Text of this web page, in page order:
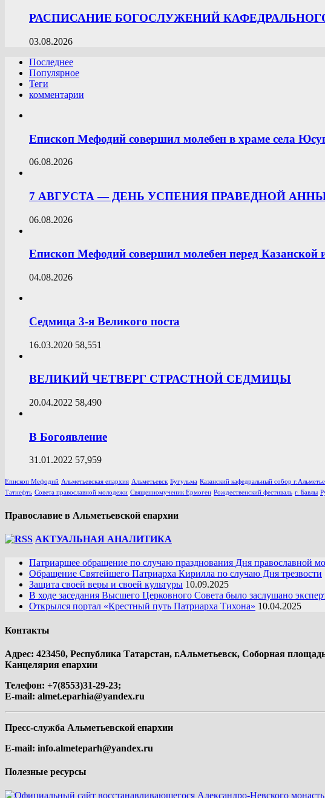
РАСПИСАНИЕ БОГОСЛУЖЕНИЙ
03.08.2026
Последнее
Популярное
Теги
комментарии
Епископ Мефодий совершил молебен в храме села
06.08.2026
7 АВГУСТА — ДЕНЬ УСПЕНИЯ ПРАВЕДНОЙ
06.08.2026
Епископ Мефодий совершил молебен перед
04.08.2026
Седмица 3-я Великого поста
16.03.2020 58,551
ВЕЛИКИЙ ЧЕТВЕРГ СТРАСТНОЙ СЕДМИЦЫ
20.04.2022 58,490
В Богоявление
31.01.2022 57,959
Епископ Мефодий Альметьевская епархия Альметьевск Бугульма Казанский кафедральный собор
Татнефть Совета православной молодежи Священномученик Ермоген Рождественский фестиваль г. Бавлы
Православие в Альметьевской епархии
АКТУАЛЬНАЯ АНАЛИТИКА
Патриаршее обращение по случаю празднования Дня православной
Обращение Святейшего Патриарха Кирилла по случаю Дня трезвости
Защита своей веры и своей культуры 10.09.2025
В ходе заседания Высшего Церковного Совета было заслушано
Открылся портал «Крестный путь Патриарха Тихона» 10.04.2025
Контакты
Адрес: 423450, Республика Татарстан, г.Альметьевск, Соборная
Канцелярия епархии
Телефон: +7(8553)31-29-23;
E-mail: almet.eparhia@yandex.ru
Пресс-служба Альметьевской епархии
E-mail: info.almeteparh@yandex.ru
Полезные ресурсы